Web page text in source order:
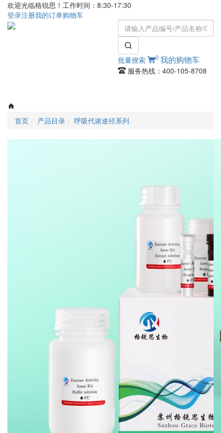
欢迎光临格锐思！工作时间：8:30-17:30
登录注册我的订单购物车
批量搜索 0 我的购物车
服务热线：400-105-8708
首页 产品目录 呼吸代谢途径系列